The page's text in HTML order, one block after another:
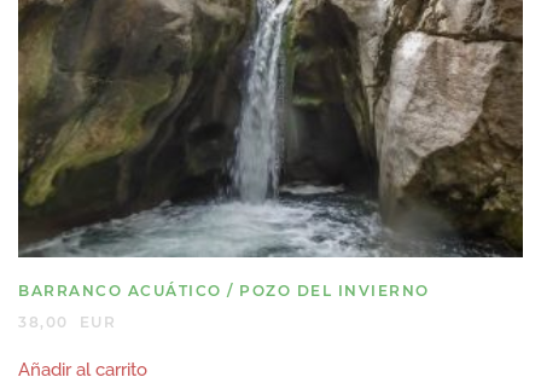
BARRANCO ACUÁTICO / POZO DEL INVIERNO
38,00
EUR
Añadir al carrito